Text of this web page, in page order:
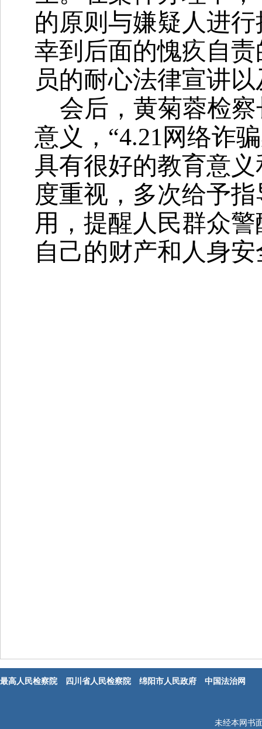
的原则与嫌疑人进
幸到后面的愧疚自
员的耐心法律宣讲
会后，黄菊蓉检
意义， “4.21网络诈
具有很好的教育意
度重视，多次给予
用，提醒人民群众
自己的财产和人身
最高人民检察院 四川省人民检察院 绵阳市人民政府 中国法治网
未经本网书